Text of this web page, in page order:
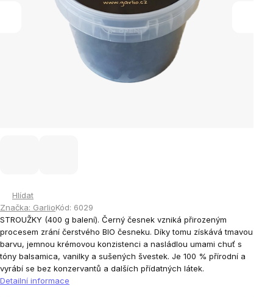
Hlídat
Značka: GarlioKód: 6029
STROUŽKY (400 g balení). Černý česnek vzniká přirozeným
procesem zrání čerstvého BIO česneku. Díky tomu získává tmavou
barvu, jemnou krémovou konzistenci a nasládlou umami chuť s
tóny balsamica, vanilky a sušených švestek. Je 100 % přírodní a
vyrábí se bez konzervantů a dalších přídatných látek.
Detailní informace